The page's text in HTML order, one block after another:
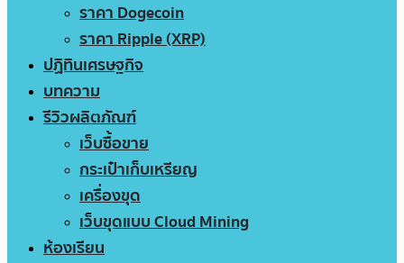
ราคา Dogecoin
ราคา Ripple (XRP)
ปฏิทินเศรษฐกิจ
บทความ
รีวิวผลิตภัณฑ์
เว็บซื้อขาย
กระเป๋าเก็บเหรียญ
เครื่องขุด
เว็บขุดแบบ Cloud Mining
ห้องเรียน